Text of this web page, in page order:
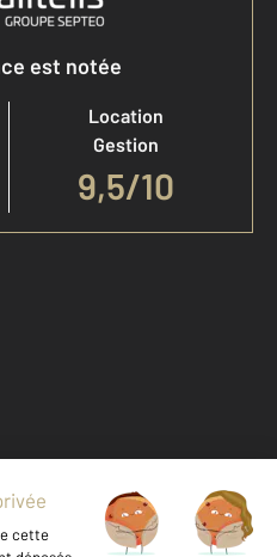
est notée
Location
Gestion
9,5/10